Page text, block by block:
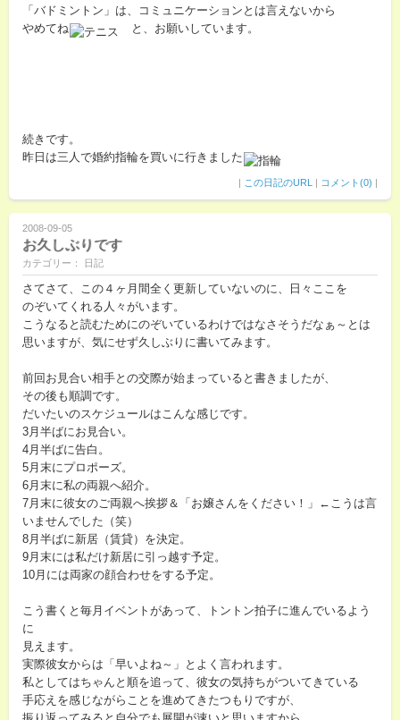
「バドミントン」は、コミュニケーションとは言えないから
やめてね
と、お願いしています。
続きです。
昨日は三人で婚約指輪を買いに行きました
| この日記のURL | コメント(0) |
2008-09-05
お久しぶりです
カテゴリー： 日記
さてさて、この４ヶ月間全く更新していないのに、日々ここを
のぞいてくれる人々がいます。
こうなると読むためにのぞいているわけではなさそうだなぁ～とは
思いますが、気にせず久しぶりに書いてみます。
前回お見合い相手との交際が始まっていると書きましたが、
その後も順調です。
だいたいのスケジュールはこんな感じです。
3月半ばにお見合い。
4月半ばに告白。
5月末にプロポーズ。
6月末に私の両親へ紹介。
7月末に彼女のご両親へ挨拶＆「お嬢さんをください！」←こうは言
いませんでした（笑）
8月半ばに新居（賃貸）を決定。
9月末には私だけ新居に引っ越す予定。
10月には両家の顔合わせをする予定。
こう書くと毎月イベントがあって、トントン拍子に進んでいるよう
に
見えます。
実際彼女からは「早いよね～」とよく言われます。
私としてはちゃんと順を追って、彼女の気持ちがついてきている
手応えを感じながらことを進めてきたつもりですが、